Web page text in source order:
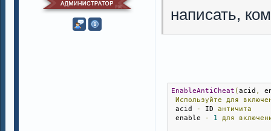
написать,
EnableAntiCheat (acid ,
Используйте
для
acid - ID античита
enable - 1 для